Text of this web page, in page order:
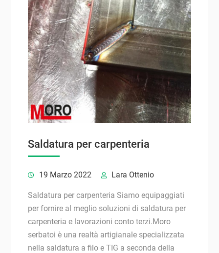
Saldatura per carpenteria
19 Marzo 2022 Lara Ottenio
Saldatura per carpenteria Siamo equipaggiati
per fornire al meglio soluzioni di saldatura per
carpenteria e lavorazioni conto terzi.Moro
serbatoi è una realtà artigianale specializzata
nella saldatura a filo e TIG a seconda della